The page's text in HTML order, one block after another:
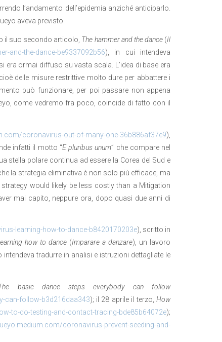
l’andamento dell’epidemia anziché anticiparlo.
aveva previsto.
il suo secondo articolo, The hammer and the dance(Il
and-the-dance-be9337092b56), in cui intendeva
era ormai diffuso su vasta scala. L’idea di base era
delle misure restrittive molto dure per abbattere i
può funzionare, per poi passare non appena
come vedremo fra poco, coincide di fatto con il
coronavirus-out-of-many-one-36b886af37e9),
infatti il motto “E pluribus unum” che compare nel
stella polare continua ad essere la Corea del Sud e
la strategia eliminativa è non solo più efficace, ma
would likely be less costly than a Mitigation
mai capito, neppure ora, dopo quasi due anni di
learning-how-to-dance-b8420170203e), scritto in
how to dance (Imparare a danzare), un lavoro
tradurre in analisi e istruzioni dettagliate le
basic dance steps everybody can follow
can-follow-b3d216daa343); il 28 aprile il terzo, How
to-do-testing-and-contact-tracing-bde85b64072e);
coronavirus-prevent-seeding-and-